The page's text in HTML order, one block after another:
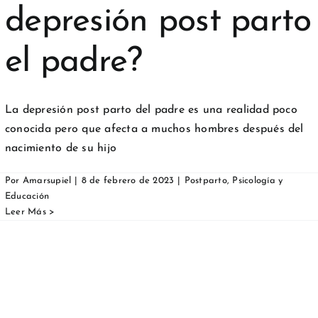
depresión post parto
el padre?
La depresión post parto del padre es una realidad poco
conocida pero que afecta a muchos hombres después del
nacimiento de su hijo
Por Amarsupiel 8 de febrero de 2023 Postparto, Psicología y
Educación